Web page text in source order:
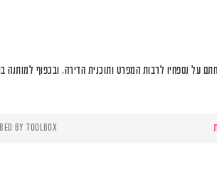
נספחיו לרבות המפרט ותוכנית הדירה, ובכפוף למותנה
BY TOOLBOX